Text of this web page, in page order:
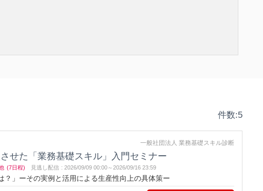
件数:5
一般社団法人 業務基礎スキル診断
せた「業務基礎スキル」入門セミナー
(7日程) 見逃し配信 : 2026/09/09 00:00～2026/09/16 23:59
？」ーその実例と活用による生産性向上の具体策ー